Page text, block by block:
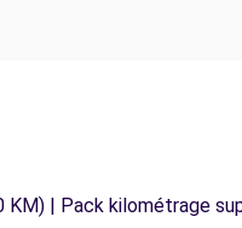
| Pack kilométrage